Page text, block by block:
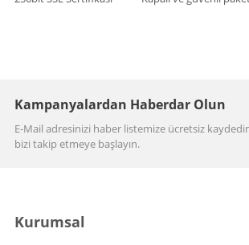
Kampanyalardan Haberdar Olun
E-Mail adresinizi haber listemize ücretsiz
bizi takip etmeye başlayın.
Kurumsal